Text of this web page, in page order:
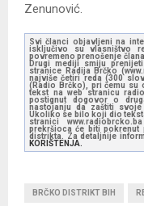
Zenunović.
Svi članci objavljeni na
isključivo su vlasništvo
povremeno prenošenje
Drugi mediji smiju
stranice Radija Brčko
najviše četiri reda (300
(Radio Brčko), pri čemu su
tekst na web stranicu
postignut dogovor o
nastojanju da zaštiti
Ukoliko se bilo koji dio
stranici
prekršioca će biti pokrenut
distrikta. Za detaljnije
KORIŠTENJA.
BRČKO DISTRIKT BIH